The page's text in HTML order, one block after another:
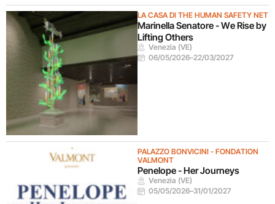
LA CASA DI THE HUMAN SAFETY NET
Marinella Senatore - We Rise by
Lifting Others
Venezia (VE)
06/05/2026–22/03/2027
PALAZZO BONVICINI - FONDATION
VALMONT
Penelope - Her Journeys
Venezia (VE)
05/05/2026–31/01/2027